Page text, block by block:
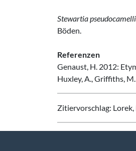
Stewartia
Böden.
Referenzen
Genaust, H. 2012:
Huxley, A., Griffiths,
Zitiervorschlag: Lorek,